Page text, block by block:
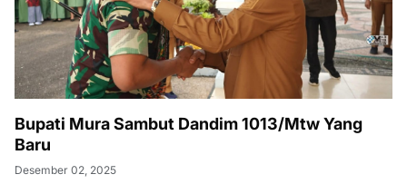
Bupati Mura Sambut Dandim 1013/Mtw Yang
Baru
Desember 02, 2025